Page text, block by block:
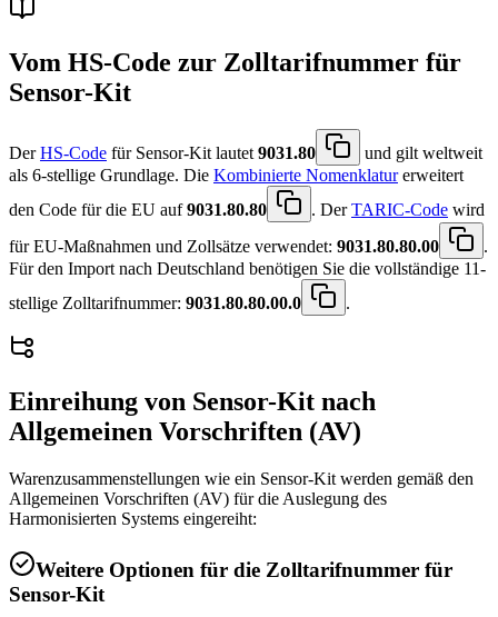
Vom HS-Code zur Zolltarifnummer für
Sensor-Kit
DerHS-Code für Sensor-Kit lautet9031.80
und gilt weltweit
als 6-stellige Grundlage. Die Kombinierte Nomenklaturerweitert
den Code für die EU auf9031.80.80 . DerTARIC-Code wird
für EU-Maßnahmen und Zollsätze verwendet: 9031.80.80.00
.
Für den Import nach Deutschland benötigen Sie die vollständige 11-
stellige Zolltarifnummer: 9031.80.80.00.0 .
Einreihung von Sensor-Kit nach
Allgemeinen Vorschriften (AV)
Warenzusammenstellungen wie ein Sensor-Kit werden gemäß den
Allgemeinen Vorschriften (AV) für die Auslegung des
Harmonisierten Systems eingereiht:
Weitere Optionen für die Zolltarifnummer für
Sensor-Kit